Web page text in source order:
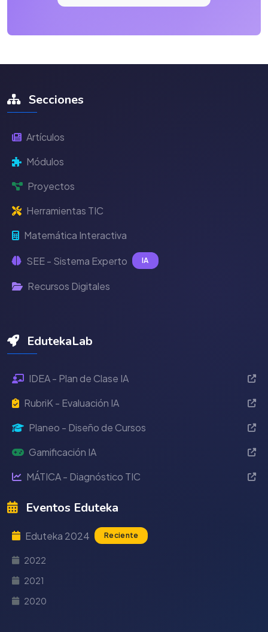
Secciones
Artículos
Módulos
Proyectos
Herramientas TIC
Matemática Interactiva
SEE - Sistema Experto IA
Recursos Digitales
EdutekaLab
IDEA - Plan de Clase IA
RubriK - Evaluación IA
Planeo - Diseño de Cursos
Gamificación IA
MÁTICA - Diagnóstico TIC
Eventos Eduteka
Eduteka 2024 Reciente
2022
2021
2020